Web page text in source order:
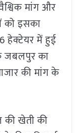
मांग और
इसका
हेक्टेयर में हुई
जबलपुर का
की मांग के
खेती की